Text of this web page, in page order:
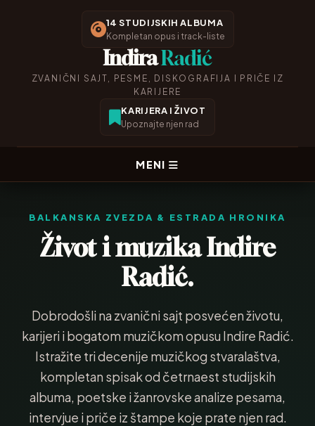
14 STUDIJSKIH ALBUMA
Kompletan opus i track-liste
IndiraRadić
ZVANIČNI SAJT, PESME, DISKOGRAFIJA I PRIČE IZ
KARIJERE
KARIJERA I ŽIVOT
Upoznajte njen rad
MENI
BALKANSKA ZVEZDA & ESTRADA HRONIKA
Život i muzika Indire
Radić.
Dobrodošli na zvanični sajt posvećen životu,
karijeri i bogatom muzičkom opusu Indire Radić.
Istražite tri decenije muzičkog stvaralaštva,
kompletan spisak od četrnaest studijskih
albuma, poetske i žanrovske analize pesama,
intervjue i priče iz štampe koje prate njen rad.